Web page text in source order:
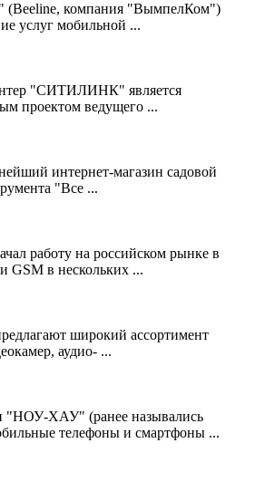
(Beeline, компания "ВымпелКом")
услуг мобильной ...
"СИТИЛИНК" является
проектом ведущего ...
интернет-магазин садовой
"Все ...
работу на российском рынке в
GSM в нескольких ...
широкий ассортимент
аудио- ...
"НОУ-ХАУ" (ранее назывались
телефоны и смартфоны ...